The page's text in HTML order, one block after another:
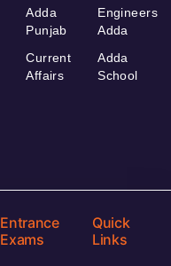
Adda
Punjab
Current
Affairs
Engineers
Adda
Adda
School
Entrance
Exams
Quick
Links